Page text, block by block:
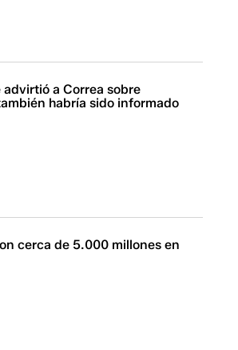
advirtió a Correa sobre
habría sido informado
cerca de 5.000 millones en